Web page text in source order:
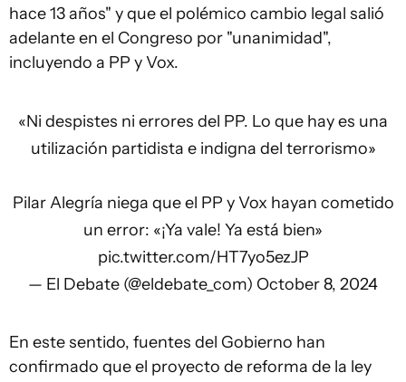
hace 13 años" y que el polémico cambio legal salió
adelante en el Congreso por "unanimidad",
incluyendo a PP y Vox.
«Ni despistes ni errores del PP. Lo que hay es una
utilización partidista e indigna del terrorismo»
Pilar Alegría niega que el PP y Vox hayan cometido
un error: «¡Ya vale! Ya está bien»
pic.twitter.com/HT7yo5ezJP
— El Debate (@eldebate_com) October 8, 2024
En este sentido, fuentes del Gobierno han
confirmado que el proyecto de reforma de la ley